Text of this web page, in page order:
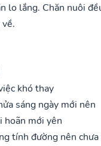
lo lắng. Chăn nuôi
khó thay
sáng ngày mới nên
hoãn mới yên
tính đường nên chưa